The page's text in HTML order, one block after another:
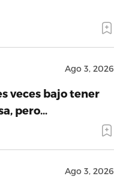
Ago 3, 2026
veces bajo tener
pero…
Ago 3, 2026